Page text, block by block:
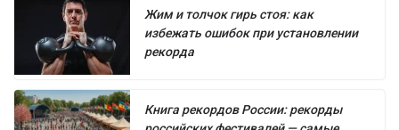
Жим и толчок гирь стоя: как
избежать ошибок при установлении
рекорда
Книга рекордов России: рекорды